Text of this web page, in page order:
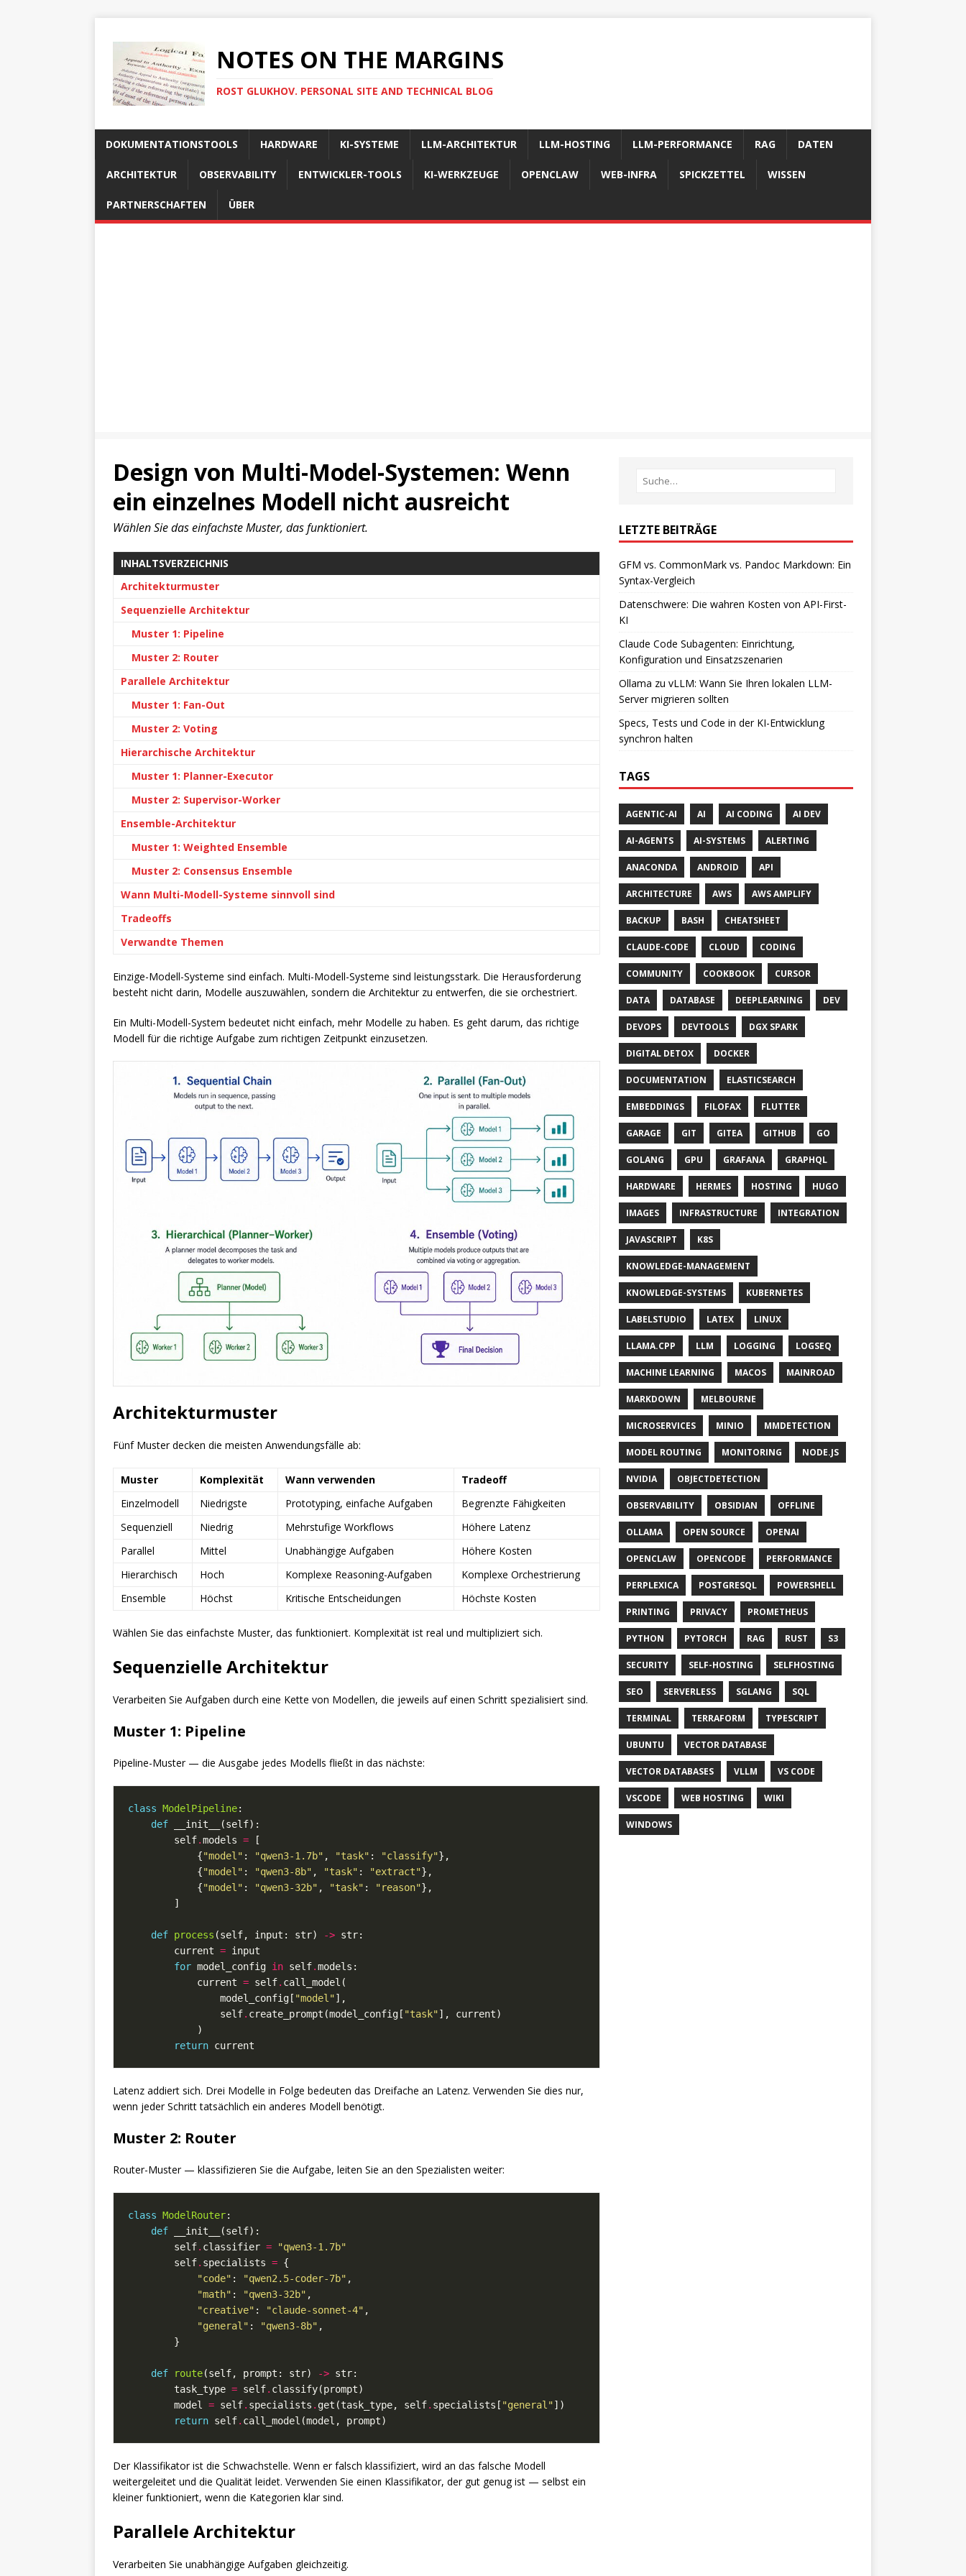
NOTES ON THE MARGINS
ROST GLUKHOV. PERSONAL SITE AND TECHNICAL BLOG
DOKUMENTATIONSTOOLS HARDWARE KI-SYSTEME LLM-ARCHITEKTUR LLM-HOSTING LLM-PERFORMANCE RAG DATEN
ARCHITEKTUR OBSERVABILITY ENTWICKLER-TOOLS KI-WERKZEUGE OPENCLAW WEB-INFRA SPICKZETTEL WISSEN
PARTNERSCHAFTEN ÜBER
Design von Multi-Model-Systemen: Wenn
ein einzelnes Modell nicht ausreicht
Wählen Sie das einfachste Muster, das funktioniert.
INHALTSVERZEICHNIS
Architekturmuster
Sequenzielle Architektur
Muster 1: Pipeline
Muster 2: Router
Parallele Architektur
Muster 1: Fan-Out
Muster 2: Voting
Hierarchische Architektur
Muster 1: Planner-Executor
Muster 2: Supervisor-Worker
Ensemble-Architektur
Muster 1: Weighted Ensemble
Muster 2: Consensus Ensemble
Wann Multi-Modell-Systeme sinnvoll sind
Tradeoffs
Verwandte Themen
Einzige-Modell-Systeme sind einfach. Multi-Modell-Systeme sind leistungsstark. Die Herausforderung
besteht nicht darin, Modelle auszuwählen, sondern die Architektur zu entwerfen, die sie orchestriert.
Ein Multi-Modell-System bedeutet nicht einfach, mehr Modelle zu haben. Es geht darum, das richtige
Modell für die richtige Aufgabe zum richtigen Zeitpunkt einzusetzen.
Architekturmuster
Fünf Muster decken die meisten Anwendungsfälle ab:
Muster Komplexität Wann verwenden
Tradeoff
Einzelmodell
Niedrigste Prototyping, einfache Aufgaben
Begrenzte Fähigkeiten
Sequenziell
Niedrig Mehrstufige Workflows
Höhere Latenz
Parallel
Mittel Unabhängige Aufgaben
Höhere Kosten
Hierarchisch
Hoch Komplexe Reasoning-Aufgaben
Komplexe Orchestrierung
Ensemble
Höchst Kritische Entscheidungen Höchste Kosten
Wählen Sie das einfachste Muster, das funktioniert. Komplexität ist real und multipliziert sich.
Sequenzielle Architektur
Verarbeiten Sie Aufgaben durch eine Kette von Modellen, die jeweils auf einen Schritt spezialisiert sind.
Muster 1: Pipeline
Pipeline-Muster — die Ausgabe jedes Modells fließt in das nächste:
class ModelPipeline
def
        self
.models =
            {
"model" : "qwen3-1.7b" , "task" : "classify"
            {
"model" : "qwen3-8b" , "task" : "extract"
            {
"model" : "qwen3-32b" , "task" : "reason"
def process (self, input: str) ->
        current
=
for model_config in self.
            current
= self.
                model_config[
"model"
                self
. create_prompt(model_config[ "task"
return
Latenz addiert sich. Drei Modelle in Folge bedeuten das Dreifache an Latenz. Verwenden Sie dies nur,
wenn jeder Schritt tatsächlich ein anderes Modell benötigt.
Muster 2: Router
Router-Muster — klassifizieren Sie die Aufgabe, leiten Sie an den Spezialisten weiter:
class ModelRouter
def
        self
. classifier =
"qwen3-1.7b"
        self
. specialists =
"code" : "qwen2.5-coder-7b"
"math" : "qwen3-32b"
"creative" : "claude-sonnet-4"
"general" : "qwen3-8b"
def route(self, prompt: str) ->
        task_type
= self.
        model
= self. specialists . get(task_type, self. specialists[ "general"
return self.
Der Klassifikator ist die Schwachstelle. Wenn er falsch klassifiziert, wird an das falsche Modell
weitergeleitet und die Qualität leidet. Verwenden Sie einen Klassifikator, der gut genug ist — selbst ein
kleiner funktioniert, wenn die Kategorien klar sind.
Parallele Architektur
Verarbeiten Sie unabhängige Aufgaben gleichzeitig.
LETZTE BEITRÄGE
GFM vs. CommonMark vs. Pandoc Markdown: Ein
Syntax-Vergleich
Datenschwere: Die wahren Kosten von API-First-
KI
Claude Code Subagenten: Einrichtung,
Konfiguration und Einsatzszenarien
Ollama zu vLLM: Wann Sie Ihren lokalen LLM-
Server migrieren sollten
Specs, Tests und Code in der KI-Entwicklung
synchron halten
TAGS
AGENTIC-AI AI AI CODING AI DEV
AI-AGENTS AI-SYSTEMS ALERTING
ANACONDA ANDROID API
ARCHITECTURE AWS AWS AMPLIFY
BACKUP BASH CHEATSHEET
CLAUDE-CODE CLOUD CODING
COMMUNITY COOKBOOK CURSOR
DATA DATABASE DEEPLEARNING DEV
DEVOPS DEVTOOLS DGX SPARK
DIGITAL DETOX DOCKER
DOCUMENTATION ELASTICSEARCH
EMBEDDINGS FILOFAX FLUTTER
GARAGE GIT GITEA GITHUB GO
GOLANG GPU GRAFANA GRAPHQL
HARDWARE HERMES HOSTING HUGO
IMAGES INFRASTRUCTURE INTEGRATION
JAVASCRIPT K8S
KNOWLEDGE-MANAGEMENT
KNOWLEDGE-SYSTEMS KUBERNETES
LABELSTUDIO LATEX LINUX
LLAMA.CPP LLM LOGGING LOGSEQ
MACHINE LEARNING MACOS MAINROAD
MARKDOWN MELBOURNE
MICROSERVICES MINIO MMDETECTION
MODEL ROUTING MONITORING NODE.JS
NVIDIA OBJECTDETECTION
OBSERVABILITY OBSIDIAN OFFLINE
OLLAMA OPEN SOURCE OPENAI
OPENCLAW OPENCODE PERFORMANCE
PERPLEXICA POSTGRESQL POWERSHELL
PRINTING PRIVACY PROMETHEUS
PYTHON PYTORCH RAG RUST S3
SECURITY SELF-HOSTING SELFHOSTING
SEO SERVERLESS SGLANG SQL
TERMINAL TERRAFORM TYPESCRIPT
UBUNTU VECTOR DATABASE
VECTOR DATABASES VLLM VS CODE
VSCODE WEB HOSTING WIKI
WINDOWS